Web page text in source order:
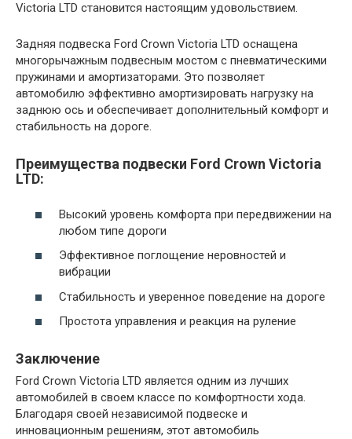
Victoria LTD становится настоящим удовольствием.
Задняя подвеска Ford Crown Victoria LTD оснащена
многорычажным подвесным мостом с пневматическими
пружинами и амортизаторами. Это позволяет
автомобилю эффективно амортизировать нагрузку на
заднюю ось и обеспечивает дополнительный комфорт и
стабильность на дороге.
Преимущества подвески Ford Crown Victoria
LTD:
Высокий уровень комфорта при передвижении на
любом типе дороги
Эффективное поглощение неровностей и
вибрации
Стабильность и уверенное поведение на дороге
Простота управления и реакция на руление
Заключение
Ford Crown Victoria LTD является одним из лучших
автомобилей в своем классе по комфортности хода.
Благодаря своей независимой подвеске и
инновационным решениям, этот автомобиль